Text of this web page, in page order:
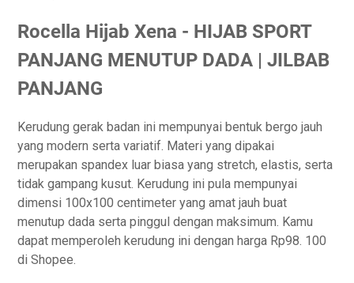
Rocella Hijab Xena - HIJAB SPORT
PANJANG MENUTUP DADA | JILBAB
PANJANG
Kerudung gerak badan ini mempunyai bentuk bergo jauh
yang modern serta variatif. Materi yang dipakai
merupakan spandex luar biasa yang stretch, elastis, serta
tidak gampang kusut. Kerudung ini pula mempunyai
dimensi 100x100 centimeter yang amat jauh buat
menutup dada serta pinggul dengan maksimum. Kamu
dapat memperoleh kerudung ini dengan harga Rp98. 100
di Shopee.